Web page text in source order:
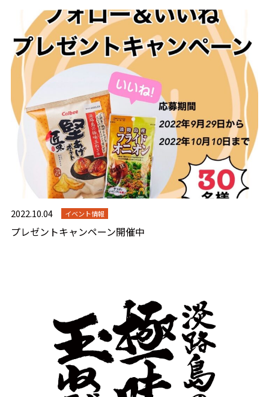
2022.10.04 イベント情報
プレゼントキャンペーン開催中